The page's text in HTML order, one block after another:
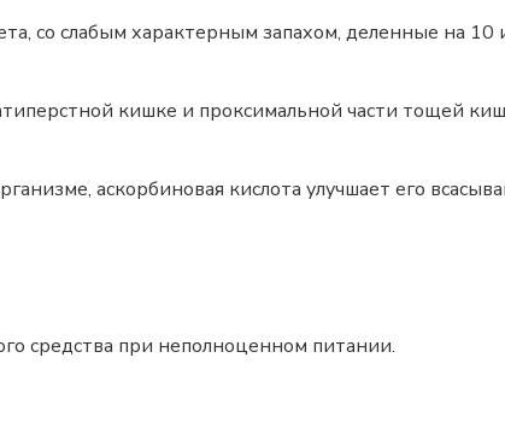
со слабым характерным запахом, деленные на 10
кишке и проксимальной части тощей
аскорбиновая кислота улучшает его
средства при неполноценном питании.